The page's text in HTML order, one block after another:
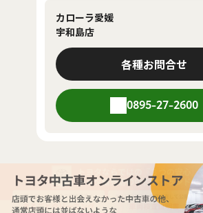
カローラ愛媛
宇和島店
各種お問合せ
0895-27-2600